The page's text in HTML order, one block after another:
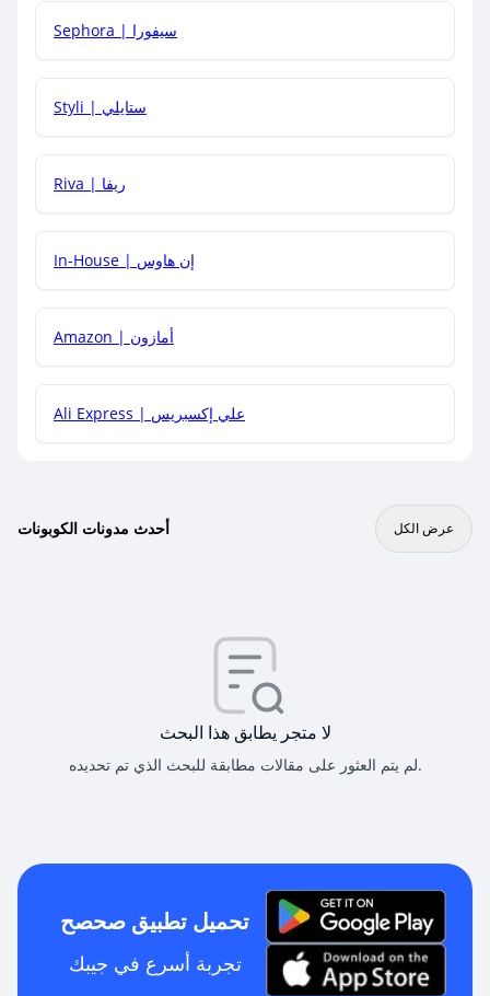
هل يمكنني جمع كود خصم مع العروض الأخرى؟
Sephora | سيفورا
Styli | ستايلي
Riva | ريفا
In-House | إن هاوس
Amazon | أمازون
Ali Express | علي إكسبريس
أحدث مدونات الكوبونات عرض الكل
لا متجر يطابق هذا البحث
لم يتم العثور على مقالات مطابقة للبحث الذي تم تحديده.
تحميل تطبيق صحصح
تجربة أسرع في جيبك